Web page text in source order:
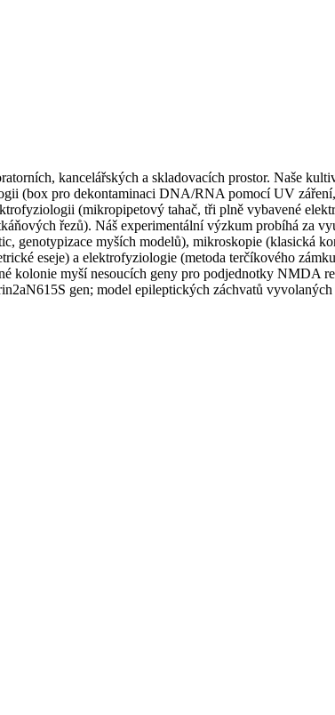
kancelářských a skladovacích prostor. Naše
(box pro dekontaminaci DNA/RNA pomocí UV
(mikropipetový tahač, tři plně vybavené
řezů). Náš experimentální výzkum probíhá za
genotypizace myších modelů), mikroskopie
eseje) a elektrofyziologie (metoda terčíkového
kolonie myší nesoucích geny pro podjednotky
gen; model epileptických záchvatů vyvolaných